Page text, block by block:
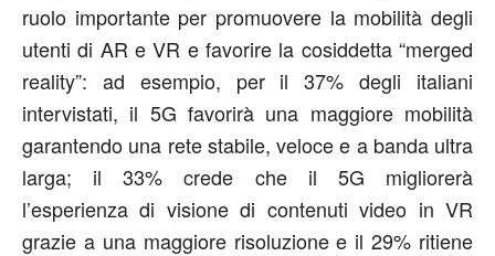
ruolo importante per promuovere la mobilità degli
utenti di AR e VR e favorire la cosiddetta “merged
reality”: ad esempio, per il 37% degli italiani
intervistati, il 5G favorirà una maggiore mobilità
garantendo una rete stabile, veloce e a banda ultra
larga; il 33% crede che il 5G migliorerà
l’esperienza di visione di contenuti video in VR
grazie a una maggiore risoluzione e il 29% ritiene